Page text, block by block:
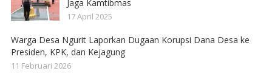
Jaga Kamtibmas
17 April 2025
Warga Desa Ngurit Laporkan Dugaan Korupsi Dana Desa ke
Presiden, KPK, dan Kejagung
11 Februari 2026